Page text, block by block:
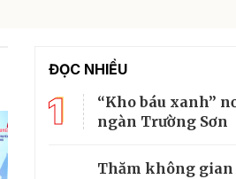
ĐỌC NHIỀU
1
“Kho báu xanh”
ngàn Trường Sơn
Thăm không gian